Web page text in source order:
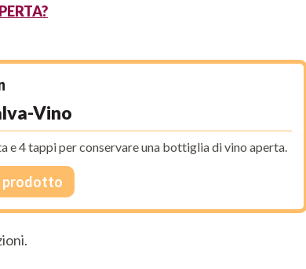
Vino
e 4 tappi per conservare una bottiglia di vino aperta.
prodotto